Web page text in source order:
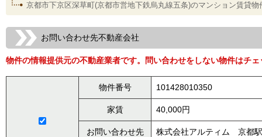
京都市下京区深草町(京都市営地下鉄烏丸線五条)のマンション賃貸
お問い合わせ先不動産会社
物件の情報提供元の不動産業者です。問い合わせをしない物件はチ
物件番号 101428010350
家賃 40,000円
お問い合わせ先 株式会社アルティム 京都